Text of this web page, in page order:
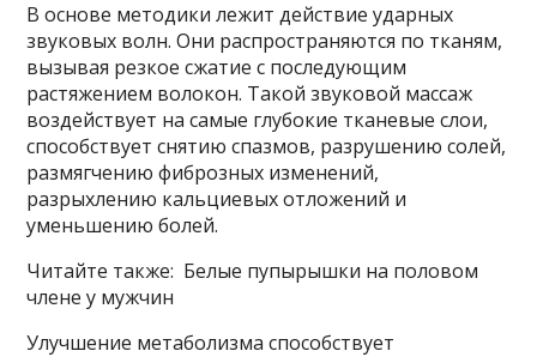
В основе методики лежит действие ударных
звуковых волн. Они распространяются по тканям,
вызывая резкое сжатие с последующим
растяжением волокон. Такой звуковой массаж
воздействует на самые глубокие тканевые слои,
способствует снятию спазмов, разрушению солей,
размягчению фиброзных изменений,
разрыхлению кальциевых отложений и
уменьшению болей.
Читайте также: Белые пупырышки на половом
члене у мужчин
Улучшение метаболизма способствует